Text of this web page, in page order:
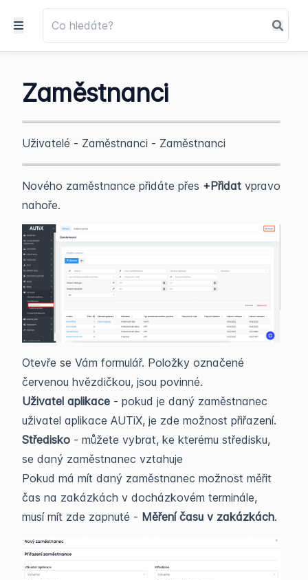
Zaměstnanci
Uživatelé - Zaměstnanci - Zaměstnanci
Nového zaměstnance přidáte přes +Přidat vpravo
nahoře.
Otevře se Vám formulář. Položky označené
červenou hvězdičkou, jsou povinné.
Uživatel aplikace - pokud je daný zaměstnanec
uživatel aplikace AUTiX, je zde možnost přiřazení.
Středisko - můžete vybrat, ke kterému středisku,
se daný zaměstnanec vztahuje
Pokud má mít daný zaměstnanec možnost měřit
čas na zakázkách v docházkovém terminále,
musí mít zde zapnuté - Měření času v zakázkách.